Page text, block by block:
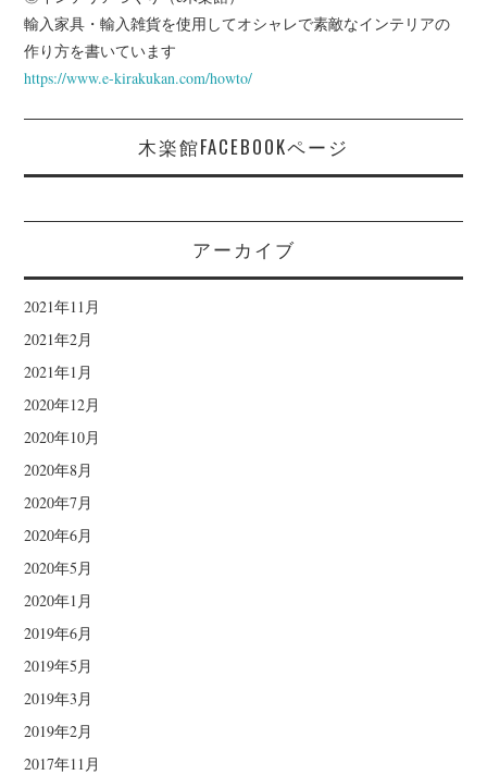
輸入家具・輸入雑貨を使用してオシャレで素敵なインテリアの
作り方を書いています
https://www.e-kirakukan.com/howto/
木楽館FACEBOOKページ
アーカイブ
2021年11月
2021年2月
2021年1月
2020年12月
2020年10月
2020年8月
2020年7月
2020年6月
2020年5月
2020年1月
2019年6月
2019年5月
2019年3月
2019年2月
2017年11月